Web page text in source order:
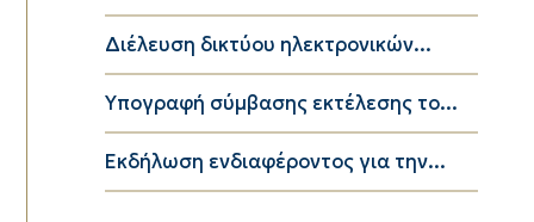
Διέλευση δικτύου ηλεκτρονικών...
Υπογραφή σύμβασης εκτέλεσης το...
Εκδήλωση ενδιαφέροντος για την...